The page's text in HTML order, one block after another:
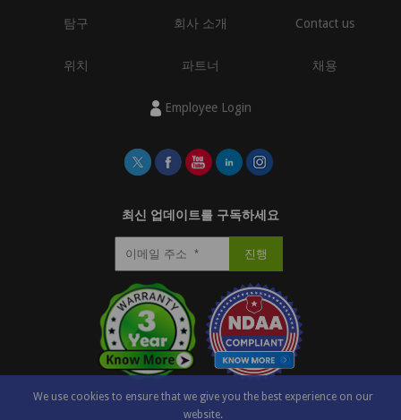
탐구 회사 소개 Contact us
위치 파트너 채용
Employee Login
최신 업데이트를 구독하세요
We use cookies to ensure that we give you the best experience on our
website.